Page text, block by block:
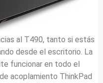
al T490, tanto si estás
desde el escritorio. La
funcionar en todo el
acoplamiento ThinkPad